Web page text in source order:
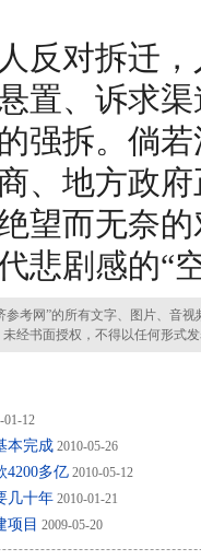
对拆迁，
置、诉求
强拆。倘
、地方政
望而无奈
悲剧感的“
考网”的所有文字、图片、音视
经书面授权，不得以任何形式
01-12
本完成 2010-05-26
4200多亿 2010-05-12
几十年 2010-01-21
项目 2009-05-20